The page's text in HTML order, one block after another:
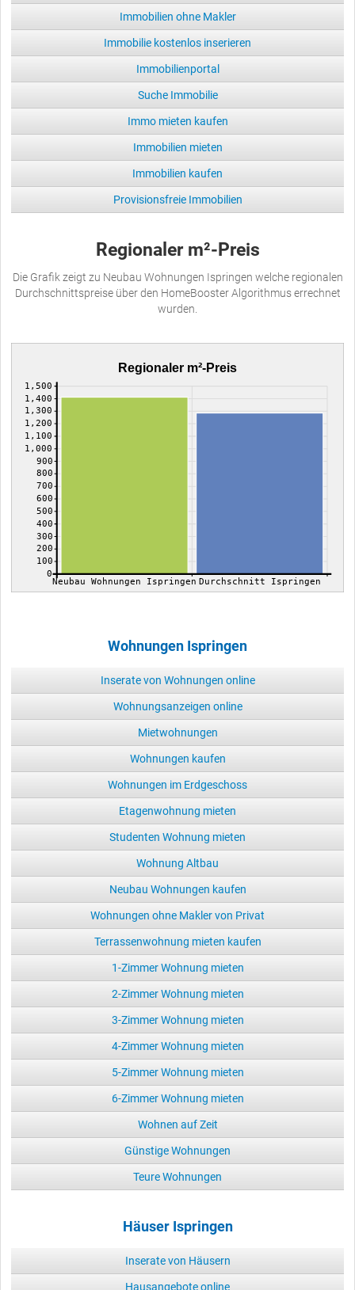
Immobilien ohne Makler
Immobilie kostenlos inserieren
Immobilienportal
Suche Immobilie
Immo mieten kaufen
Immobilien mieten
Immobilien kaufen
Provisionsfreie Immobilien
Regionaler m²-Preis
Die Grafik zeigt zu Neubau Wohnungen Ispringen welche regionalen
Durchschnittspreise über den HomeBooster Algorithmus errechnet
wurden.
Regionaler m²-Preis
0
100
200
300
400
500
600
700
800
900
1,000
1,100
1,200
1,300
1,400
1,500
Neubau Wohnungen Ispringen Durchschnitt Ispringen
Wohnungen Ispringen
Inserate von Wohnungen online
Wohnungsanzeigen online
Mietwohnungen
Wohnungen kaufen
Wohnungen im Erdgeschoss
Etagenwohnung mieten
Studenten Wohnung mieten
Wohnung Altbau
Neubau Wohnungen kaufen
Wohnungen ohne Makler von Privat
Terrassenwohnung mieten kaufen
1-Zimmer Wohnung mieten
2-Zimmer Wohnung mieten
3-Zimmer Wohnung mieten
4-Zimmer Wohnung mieten
5-Zimmer Wohnung mieten
6-Zimmer Wohnung mieten
Wohnen auf Zeit
Günstige Wohnungen
Teure Wohnungen
Häuser Ispringen
Inserate von Häusern
Hausangebote online